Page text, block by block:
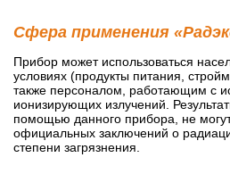
Сфера применения
Прибор может использоваться
условиях (продукты питания,
также персоналом, работающим с
ионизирующих излучений.
помощью данного прибора, не
официальных заключений о
степени загрязнения.